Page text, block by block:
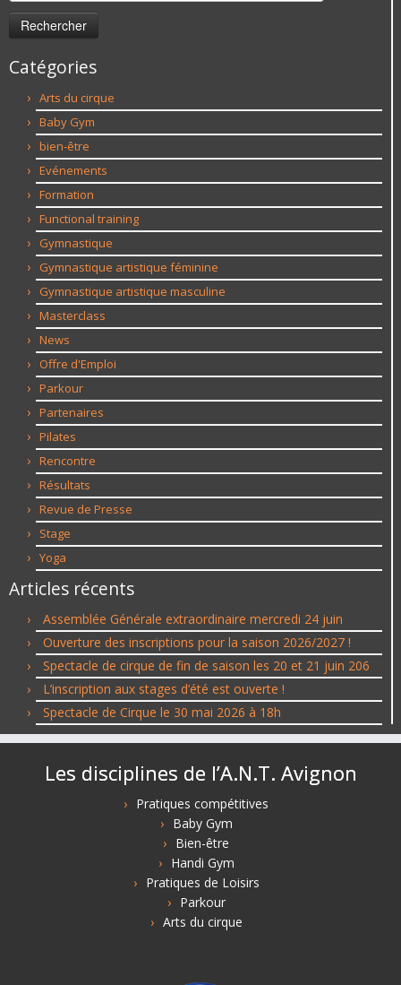
Catégories
Arts du cirque
Baby Gym
bien-être
Evénements
Formation
Functional training
Gymnastique
Gymnastique artistique féminine
Gymnastique artistique masculine
Masterclass
News
Offre d'Emploi
Parkour
Partenaires
Pilates
Rencontre
Résultats
Revue de Presse
Stage
Yoga
Articles récents
Assemblée Générale extraordinaire mercredi 24 juin
Ouverture des inscriptions pour la saison 2026/2027 !
Spectacle de cirque de fin de saison les 20 et 21 juin 206
L’inscription aux stages d’été est ouverte !
Spectacle de Cirque le 30 mai 2026 à 18h
Les disciplines de l’A.N.T. Avignon
Pratiques compétitives
Baby Gym
Bien-être
Handi Gym
Pratiques de Loisirs
Parkour
Arts du cirque